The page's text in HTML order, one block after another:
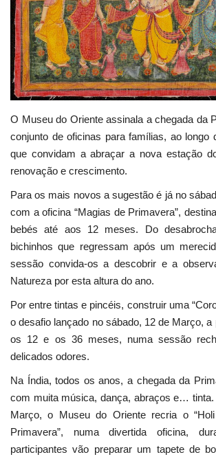
Estatuto Editorial
Saúde
Ficha técnica
Cultura
Ambiente
O Museu do Oriente assinala a chegada da
conjunto de oficinas para famílias, ao longo
que convidam a abraçar a nova estação
renovação e crescimento.
Para os mais novos a sugestão é já no
com a oficina “Magias de Primavera”,
bebés até aos 12 meses. Do
bichinhos que regressam após um
sessão convida-os a descobrir e a
Natureza por esta altura do ano.
Por entre tintas e pincéis, construir uma
o desafio lançado no sábado, 12 de Março, a
os 12 e os 36 meses, numa sessão
delicados odores.
Na Índia, todos os anos, a chegada da
com muita música, dança, abraços e…
Março, o Museu do Oriente recria o
Primavera”, numa divertida oficina,
participantes vão preparar um tapete de